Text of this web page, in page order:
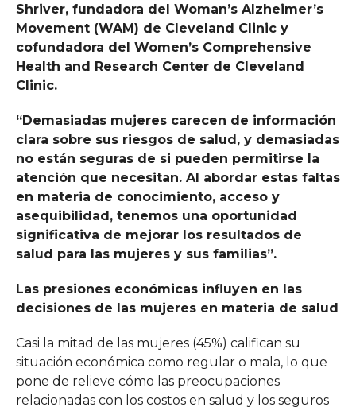
Shriver, fundadora del Woman’s Alzheimer’s
Movement (WAM) de Cleveland Clinic y
cofundadora del Women’s Comprehensive
Health and Research Center de Cleveland
Clinic.
“Demasiadas mujeres carecen de información
clara sobre sus riesgos de salud, y demasiadas
no están seguras de si pueden permitirse la
atención que necesitan. Al abordar estas faltas
en materia de conocimiento, acceso y
asequibilidad, tenemos una oportunidad
significativa de mejorar los resultados de
salud para las mujeres y sus familias”.
Las presiones económicas influyen en las
decisiones de las mujeres en materia de salud
Casi la mitad de las mujeres (45%) califican su
situación económica como regular o mala, lo que
pone de relieve cómo las preocupaciones
relacionadas con los costos en salud y los seguros